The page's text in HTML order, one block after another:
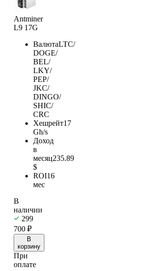
Antminer
L9 17G
ВалютаLTC/
DOGE/
BEL/
LKY/
PEP/
JKC/
DINGO/
SHIC/
CRC
Хешрейт17
Gh/s
Доход
в
месяц235.89
$
ROI16
мес
В
наличии
299
700 ₽
В
корзину
При
оплате